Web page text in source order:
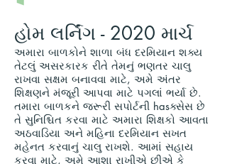
હોમ લર્નિંગ - 2020 માર્ચ
અમારા બાળકોને શાળા બંધ દરમિયાન શક્ય
તેટલું અસરકારક રીતે તેમનું ભણતર ચાલુ
રાખવા સક્ષમ બનાવવા માટે, અમે અંતર
શિક્ષણને મંજૂરી આપવા માટે પગલાં ભર્યા છે.
તમારા બાળકને જરૂરી સપોર્ટની hasક્સેસ છે
તે સુનિશ્ચિત કરવા માટે અમારા શિક્ષકો આવતા
અઠવાડિયા અને મહિના દરમિયાન સખત
મહેનત કરવાનું ચાલુ રાખશે. આમાં સહાય
કરવા માટે, અમે આશા રાખીએ છીએ કે